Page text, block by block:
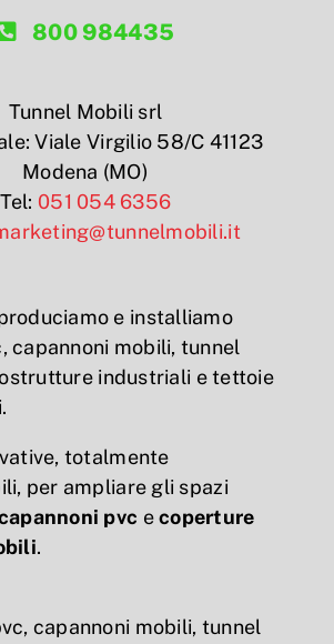
800 984435
Tunnel Mobili srl
Viale Virgilio 58/C 41123
Modena (MO)
Tel: 051 054 6356
e installiamo
capannoni mobili, tunnel
industriali e tettoie
totalmente
per ampliare gli spazi
pvc ecoperture
.
capannoni mobili, tunnel